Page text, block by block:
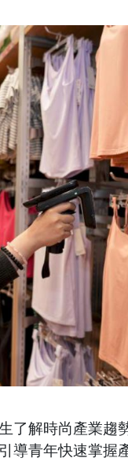
了解時尚產業趨
導青年快速掌握